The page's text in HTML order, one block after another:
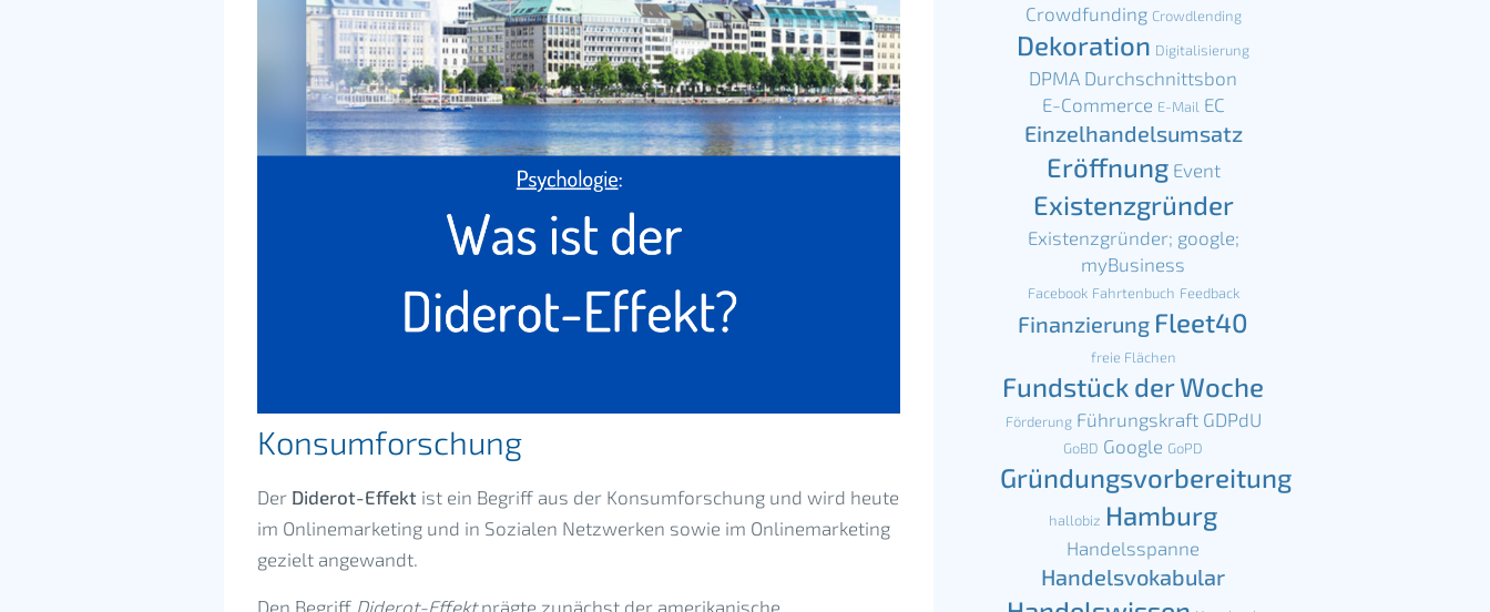
Konsumforschung
Der Diderot-Effekt ist ein Begriff aus der Konsumforschung und wird heute
im Onlinemarketing und in Sozialen Netzwerken sowie im Onlinemarketing
gezielt angewandt.
Den Begriff Diderot-Effektprägte zunächst der amerikanische
Crowdfunding Crowdlending
Dekoration Digitalisierung
DPMA Durchschnittsbon
E-Commerce E-Mail EC
Einzelhandelsumsatz
Eröffnung Event
Existenzgründer
Existenzgründer; google;
myBusiness
Facebook Fahrtenbuch Feedback
Finanzierung Fleet40
freie Flächen
Fundstück der Woche
Förderung Führungskraft GDPdU
GoBD Google GoPD
Gründungsvorbereitung
hallobiz Hamburg
Handelsspanne
Handelsvokabular